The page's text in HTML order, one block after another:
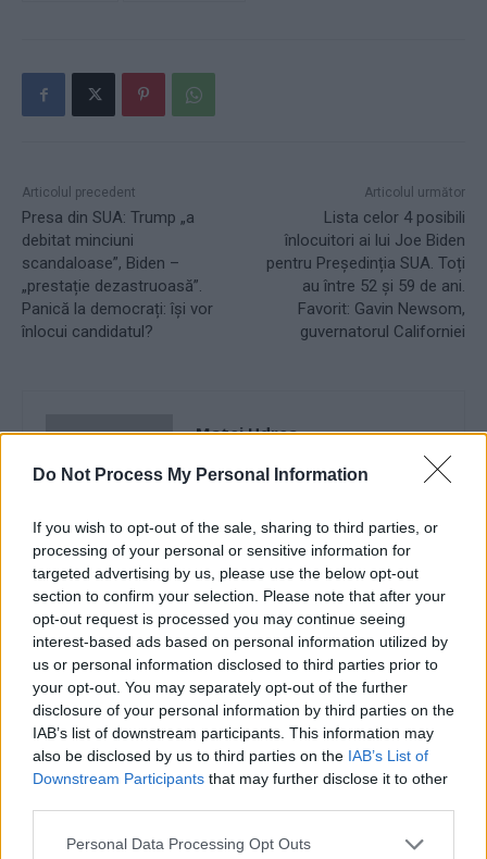
Do Not Process My Personal Information
If you wish to opt-out of the sale, sharing to third parties, or
processing of your personal or sensitive information for
targeted advertising by us, please use the below opt-out
section to confirm your selection. Please note that after your
opt-out request is processed you may continue seeing
interest-based ads based on personal information utilized by
us or personal information disclosed to third parties prior to
your opt-out. You may separately opt-out of the further
disclosure of your personal information by third parties on the
IAB’s list of downstream participants. This information may
also be disclosed by us to third parties on the IAB’s List of
Downstream Participants that may further disclose it to other
Personal Data Processing Opt Outs
Articolul precedent
Presa din SUA: Trump „a
debitat minciuni
scandaloase”, Biden –
„prestație dezastruoasă”.
Panică la democrați: își vor
înlocui candidatul?
Articolul următor
Lista celor 4 posibili
înlocuitori ai lui Joe Biden
pentru Președinția SUA. Toți
au între 52 și 59 de ani.
Favorit: Gavin Newsom,
guvernatorul Californiei
Matei Udrea
RELATED ARTICLES
Main
Comisia Europeană, după ororile
comise de PSD-AUR: ”Vom analiza
cu atenție modificările aduse legii.
Există riscul unor consecințe
financiare”
tabăra anti-europeană PSD-AUR: